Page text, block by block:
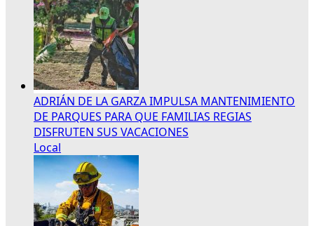
ADRIÁN DE LA GARZA IMPULSA MANTENIMIENTO
DE PARQUES PARA QUE FAMILIAS REGIAS
DISFRUTEN SUS VACACIONES
Local